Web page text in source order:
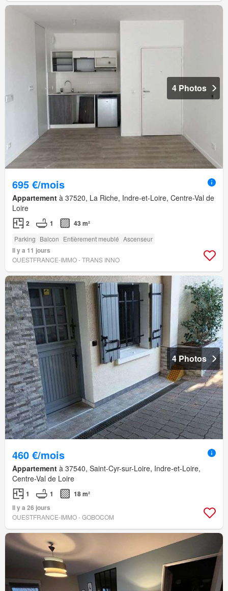
4 Photos
695 €/mois
Appartement à 37520, La Riche, Indre-et-Loire, Centre-Val de
Loire
2 1 43 m²
Parking Balcon Entièrement meublé Ascenseur
Il y a 11 jours
OUESTFRANCE-IMMO - TRANS INNO
4 Photos
460 €/mois
Appartement à 37540, Saint-Cyr-sur-Loire, Indre-et-Loire,
Centre-Val de Loire
1 1
18 m²
Il y a 26 jours
OUESTFRANCE-IMMO - GOBOCOM